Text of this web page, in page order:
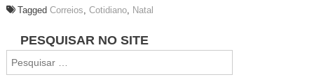
Tagged Correios, Cotidiano, Natal
Navegação
de
PESQUISAR NO SITE
por: